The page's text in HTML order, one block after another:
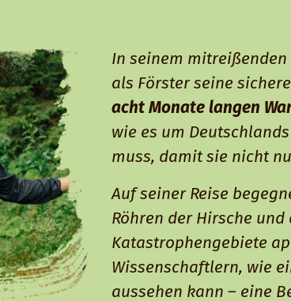
In seinem mitreißenden
als Förster seine
acht Monate langen
wie es um
muss, damit sie nicht
Auf seiner Reise
Röhren der Hirsche
Katastrophengebiete
Wissenschaftlern, wie
aussehen kann – eine